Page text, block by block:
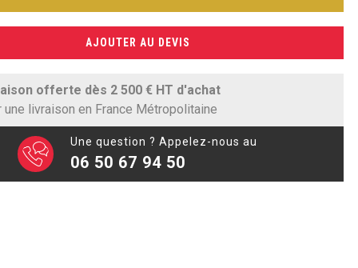
AJOUTER AU DEVIS
offerte dès 2 500 € HT d'achat
une livraison en France Métropolitaine
Une question ? Appelez-nous au
06 50 67 94 50